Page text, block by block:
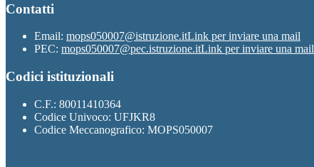
Contatti
Email: mops050007@istruzione.itLink per inviare una mail
PEC: mops050007@pec.istruzione.itLink per inviare una mail
Codici istituzionali
C.F.: 80011410364
Codice Univoco: UFJKR8
Codice Meccanografico: MOPS050007